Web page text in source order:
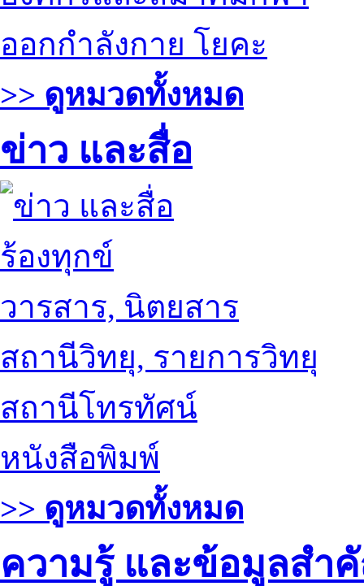
ออกกำลังกาย โยคะ
>> ดูหมวดทั้งหมด
ข่าว และสื่อ
ร้องทุกข์
วารสาร, นิตยสาร
สถานีวิทยุ, รายการวิทยุ
สถานีโทรทัศน์
หนังสือพิมพ์
>> ดูหมวดทั้งหมด
ความรู้ และข้อมูลสำ